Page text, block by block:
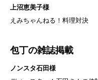
上沼恵美子様
えみちゃんねる！料理対決
包丁の雑誌掲載
ノンスタ石田様